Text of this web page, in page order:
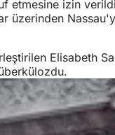
etmesine izin
üzerinden
Elisabeth